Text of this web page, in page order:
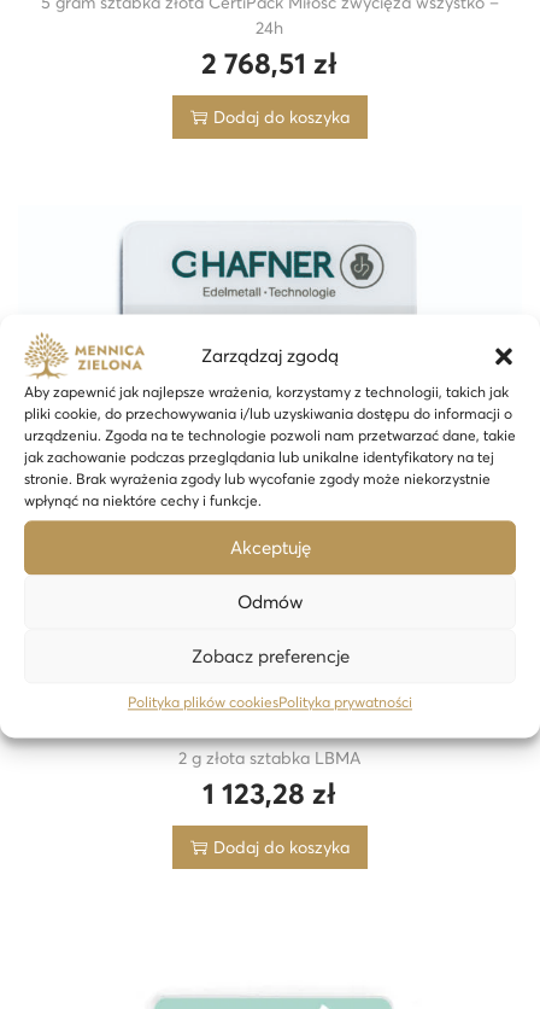
Zarządzaj zgodą
Aby zapewnić jak najlepsze wrażenia, korzystamy z technologii, takich jak
pliki cookie, do przechowywania i/lub uzyskiwania dostępu do informacji o
urządzeniu. Zgoda na te technologie pozwoli nam przetwarzać dane, takie
jak zachowanie podczas przeglądania lub unikalne identyfikatory na tej
stronie. Brak wyrażenia zgody lub wycofanie zgody może niekorzystnie
wpłynąć na niektóre cechy i funkcje.
Akceptuję
Odmów
Zobacz preferencje
Polityka plików cookiesPolityka prywatności
24h
2 768,51zł
Dodaj do koszyka
2 g złota sztabka LBMA
1 123,28zł
Dodaj do koszyka